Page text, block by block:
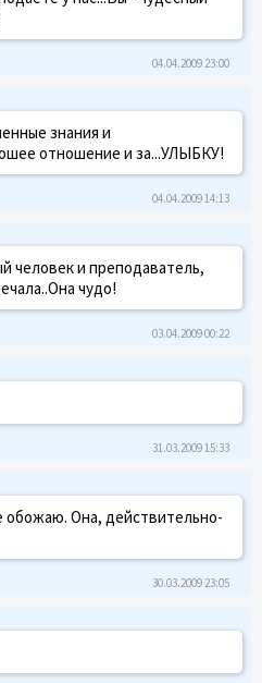
04.04.2009 23:00
знания и
отношение и за...УЛЫБКУ!
04.04.2009 14:13
человек и преподаватель,
чудо!
03.04.2009 00:22
31.03.2009 15:33
обожаю. Она, действительно-
30.03.2009 23:05